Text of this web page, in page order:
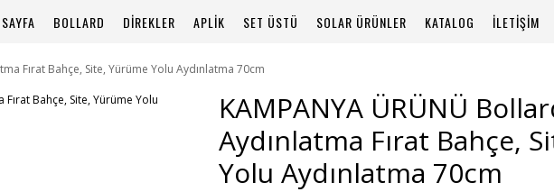
BOLLARD DİREKLER APLİK SET ÜSTÜ SOLAR ÜRÜNLER KATALOG İLETİŞİM
Fırat Bahçe, Site, Yürüme Yolu Aydınlatma 70cm
KAMPANYA ÜRÜNÜ
Aydınlatma Fırat Bahçe,
Yolu Aydınlatma 70cm